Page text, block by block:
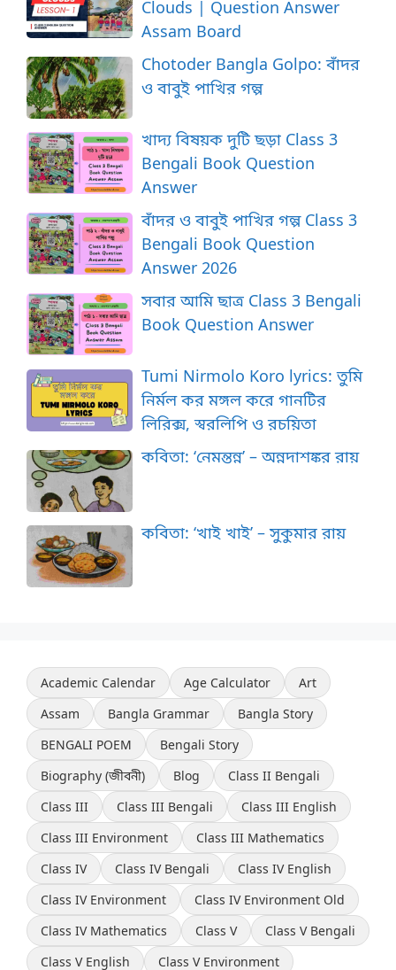
Clouds | Question Answer
Assam Board
Chotoder Bangla Golpo: বাঁদর
ও বাবুই পাখির গল্প
খাদ্য বিষয়ক দুটি ছড়া Class 3
Bengali Book Question
Answer
বাঁদর ও বাবুই পাখির গল্প Class 3
Bengali Book Question
Answer 2026
সবার আমি ছাত্র Class 3 Bengali
Book Question Answer
Tumi Nirmolo Koro lyrics: তুমি
নির্মল কর মঙ্গল করে গানটির
লিরিক্স, স্বরলিপি ও রচয়িতা
কবিতা: ‘নেমন্তন্ন’ – অন্নদাশঙ্কর রায়
কবিতা: ‘খাই খাই’ – সুকুমার রায়
Academic Calendar Age Calculator
Art
Assam
Bangla Grammar
Bangla Story
BENGALI POEM
Bengali Story
Biography (জীবনী)
Blog
Class II Bengali
Class III
Class III Bengali
Class III English
Class III Environment
Class III Mathematics
Class IV
Class IV Bengali
Class IV English
Class IV Environment
Class IV Environment Old
Class IV Mathematics
Class V
Class V Bengali
Class V English
Class V Environment